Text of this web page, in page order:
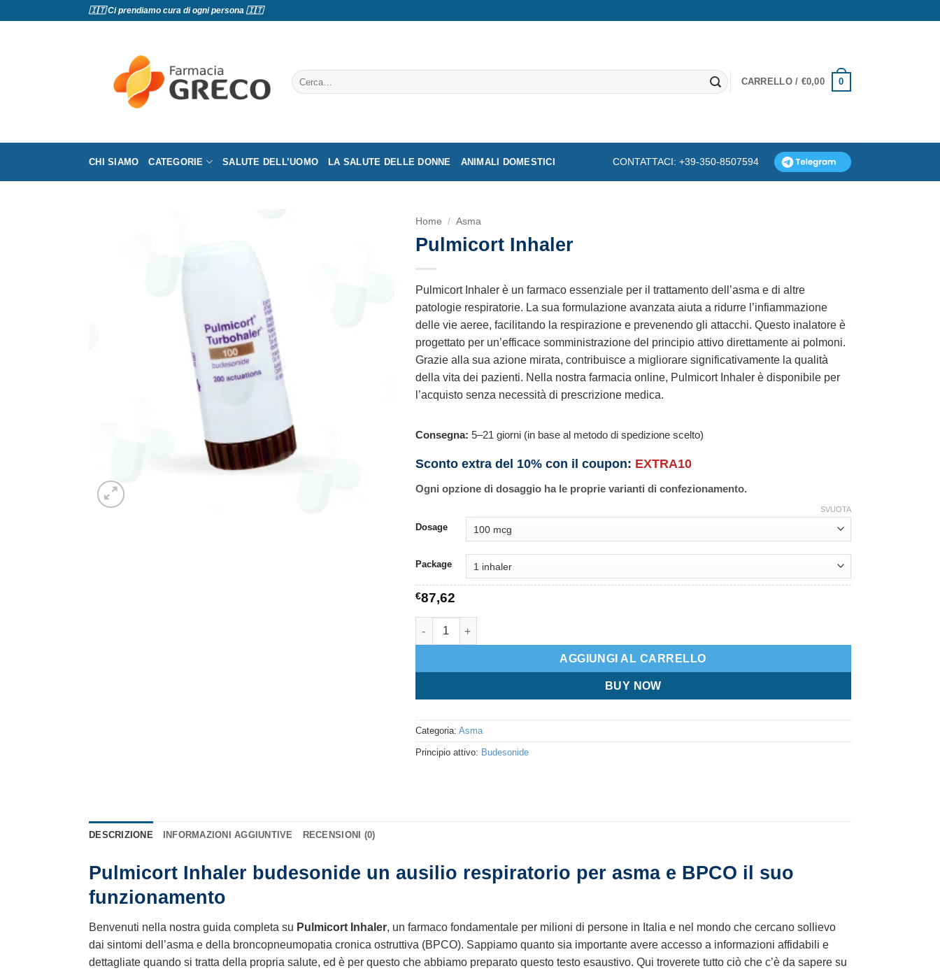
🇮🇹 Ci prendiamo cura di ogni persona 🇮🇹
Cerca:
CARRELLO / €0,00 0
CHI SIAMO CATEGORIE SALUTE DELL’UOMO LA SALUTE DELLE DONNE ANIMALI DOMESTICI CONTATTACI: +39-350-8507594
Home / Asma
Pulmicort Inhaler
Pulmicort Inhaler è un farmaco essenziale per il trattamento dell’asma e di altre
patologie respiratorie. La sua formulazione avanzata aiuta a ridurre l’infiammazione
delle vie aeree, facilitando la respirazione e prevenendo gli attacchi. Questo inalatore è
progettato per un’efficace somministrazione del principio attivo direttamente ai polmoni.
Grazie alla sua azione mirata, contribuisce a migliorare significativamente la qualità
della vita dei pazienti. Nella nostra farmacia online, Pulmicort Inhaler è disponibile per
l’acquisto senza necessità di prescrizione medica.
Consegna: 5–21 giorni (in base al metodo di spedizione scelto)
Sconto extra del 10% con il coupon: EXTRA10
Ogni opzione di dosaggio ha le proprie varianti di confezionamento.
Dosage
Package
SVUOTA
€87,62
Pulmicort Inhaler quantità
AGGIUNGI AL CARRELLO
BUY NOW
Categoria: Asma
Principio attivo: Budesonide
DESCRIZIONE INFORMAZIONI AGGIUNTIVE RECENSIONI (0)
Pulmicort Inhaler budesonide un ausilio respiratorio per asma e BPCO il suo
funzionamento
Benvenuti nella nostra guida completa su Pulmicort Inhaler, un farmaco fondamentale per milioni di persone in Italia e nel mondo che cercano sollievo
dai sintomi dell’asma e della broncopneumopatia cronica ostruttiva (BPCO). Sappiamo quanto sia importante avere accesso a informazioni affidabili e
dettagliate quando si tratta della propria salute, ed è per questo che abbiamo preparato questo testo esaustivo. Qui troverete tutto ciò che c’è da sapere su